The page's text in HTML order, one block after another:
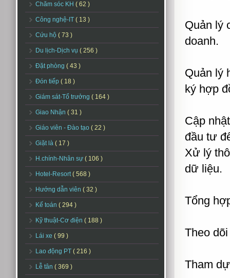
Chăm sóc KH ( 62 )
Công nghệ-IT ( 13 )
Cứu hộ ( 73 )
Du lịch-Dịch vụ ( 256 )
Đặt phòng ( 43 )
Đón tiếp ( 18 )
Giám sát-Tổ trưởng ( 164 )
Giao Nhận ( 31 )
Giáo viên - Đào tạo ( 22 )
Giặt là ( 17 )
H.chính-Nhân sự ( 106 )
Hotel-Resort( 568 )
Hướng dẫn viên ( 32 )
Kế toán ( 294 )
Kỹ thuật-Cơ điện ( 188 )
Lái xe ( 99 )
Lao động PT ( 216 )
Lễ tân ( 369 )
Quản lý
doanh.
Quản lý
ký hợp
Cập
đầu tư
Xử lý
dữ liệu.
Tổng
Theo
Tham